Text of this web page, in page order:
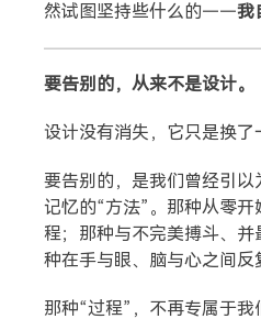
然试图坚持些什么的——我
要告别的，从来不是设计。
设计没有消失，它只是换了
要告别的，是我们曾经引以
记忆的“方法”。那种从零
程；那种与不完美搏斗、
种在手与眼、脑与心之间反
那种“过程”，不再专属于我